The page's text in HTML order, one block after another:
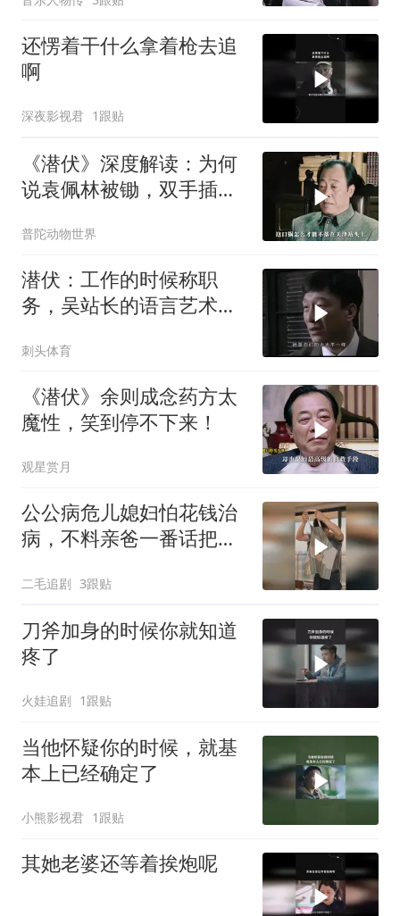
还愣着干什么拿着枪去追
啊
深夜影视君 1跟贴
《潜伏》深度解读：为何
说袁佩林被锄，双手插兜
普陀动物世界
潜伏：工作的时候称职
务，吴站长的语言艺术确
刺头体育
《潜伏》余则成念药方太
魔性，笑到停不下来！
观星赏月
公公病危儿媳妇怕花钱治
病，不料亲爸一番话把女
二毛追剧 3跟贴
刀斧加身的时候你就知道
疼了
火娃追剧 1跟贴
当他怀疑你的时候，就基
本上已经确定了
小熊影视君 1跟贴
其她老婆还等着挨炮呢